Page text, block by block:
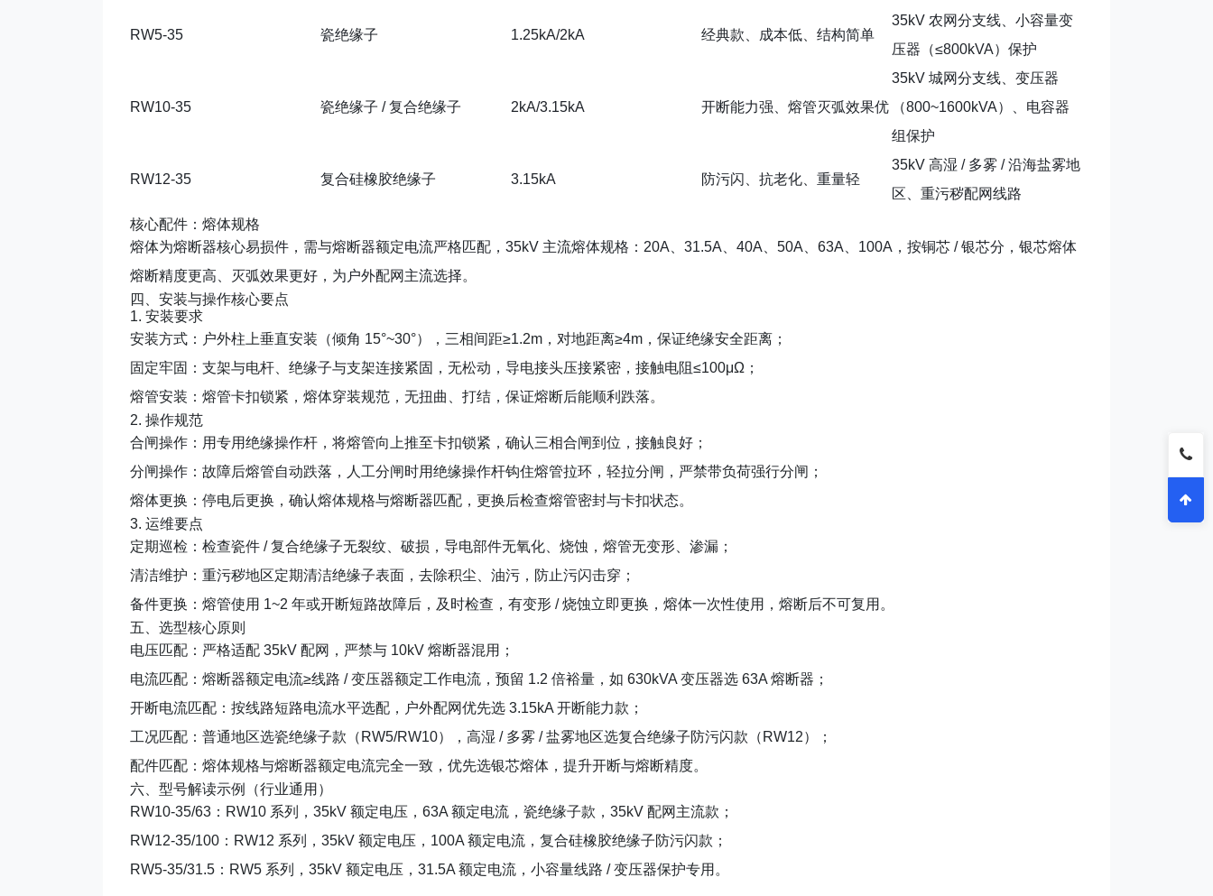
RW5-35 瓷绝缘子 1.25kA/2kA 经典款、成本低、结构简单
35kV 农网分支线、小容量变
压器（≤800kVA）保护
RW10-35 瓷绝缘子 / 复合绝缘子 2kA/3.15kA 开断能力强、熔管灭弧效果优
35kV 城网分支线、变压器
（800~1600kVA）、电容器
组保护
RW12-35 复合硅橡胶绝缘子 3.15kA 防污闪、抗老化、重量轻
35kV 高湿 / 多雾 / 沿海盐雾地
区、重污秽配网线路
核心配件：熔体规格
熔体为熔断器核心易损件，需与熔断器额定电流严格匹配 ，35kV 主流熔体规格：20A、31.5A、40A、50A、63A、100A，按铜芯 / 银芯分，银芯熔体
熔断精度更高、灭弧效果更好，为户外配网主流选择。
四、安装与操作核心要点
1. 安装要求
安装方式：户外柱上垂直安装 （倾角 15°~30°），三相间距≥1.2m，对地距离≥4m，保证绝缘安全距离；
固定牢固：支架与电杆、绝缘子与支架连接紧固，无松动，导电接头压接紧密，接触电阻≤100μΩ；
熔管安装：熔管卡扣锁紧，熔体穿装规范，无扭曲、打结，保证熔断后能顺利跌落。
2. 操作规范
合闸操作 ：用专用绝缘操作杆，将熔管向上推至卡扣锁紧，确认三相合闸到位，接触良好；
分闸操作 ：故障后熔管自动跌落，人工分闸时用绝缘操作杆钩住熔管拉环，轻拉分闸，严禁带负荷强行分闸；
熔体更换 ：停电后更换，确认熔体规格与熔断器匹配，更换后检查熔管密封与卡扣状态。
3. 运维要点
定期巡检：检查瓷件 / 复合绝缘子无裂纹、破损，导电部件无氧化、烧蚀，熔管无变形、渗漏；
清洁维护：重污秽地区定期清洁绝缘子表面，去除积尘、油污，防止污闪击穿；
备件更换：熔管使用 1~2 年或开断短路故障后，及时检查，有变形 / 烧蚀立即更换，熔体一次性使用，熔断后不可复用。
五、选型核心原则
电压匹配 ：严格适配 35kV 配网，严禁与 10kV 熔断器混用；
电流匹配 ：熔断器额定电流≥线路 / 变压器额定工作电流 ，预留 1.2 倍裕量，如 630kVA 变压器选 63A 熔断器；
开断电流匹配 ：按线路短路电流水平选配，户外配网优先选 3.15kA 开断能力款；
工况匹配 ：普通地区选瓷绝缘子款（RW5/RW10），高湿 / 多雾 / 盐雾地区选复合绝缘子防污闪款（RW12）；
配件匹配 ：熔体规格与熔断器额定电流完全一致，优先选银芯熔体，提升开断与熔断精度。
六、型号解读示例（行业通用）
RW10-35/63 ：RW10 系列，35kV 额定电压，63A 额定电流，瓷绝缘子款，35kV 配网主流款；
RW12-35/100 ：RW12 系列，35kV 额定电压，100A 额定电流，复合硅橡胶绝缘子防污闪款；
RW5-35/31.5 ：RW5 系列，35kV 额定电压，31.5A 额定电流，小容量线路 / 变压器保护专用。